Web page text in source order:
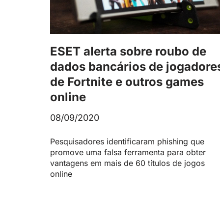
ESET alerta sobre roubo de
dados bancários de
de Fortnite e outros games
online
08/09/2020
Pesquisadores identificaram phishing que
promove uma falsa ferramenta para obter
vantagens em mais de 60 títulos de jogos
online